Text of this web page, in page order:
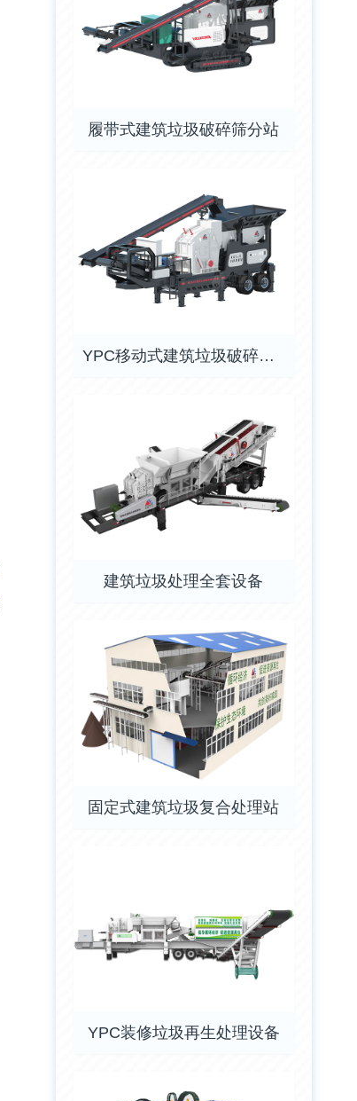
履带式建筑垃圾破碎筛分站
YPC移动式建筑垃圾破碎筛分站
建筑垃圾处理全套设备
固定式建筑垃圾复合处理站
YPC装修垃圾再生处理设备